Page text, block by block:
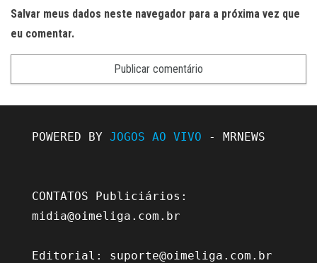
Salvar meus dados neste navegador para a próxima vez que
eu comentar.
POWERED BY JOGOS AO VIVO - MRNEWS
midia@oimeliga.com.br
Editorial: suporte@oimeliga.com.br